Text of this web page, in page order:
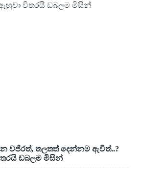
වජිරත්, තලතත් දෙන්නම ඇවිත්..?
ඩබලම මිසින්
විතරයි ඩබලම මිසින්